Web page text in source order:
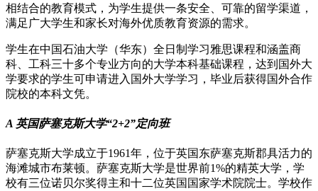
相结合的教育模式，为学生提供一条安全、可靠的留学渠道，
满足广大学生和家长对海外优质教育资源的需求。
学生在中国石油大学（华东）全日制学习雅思课程和涵盖商
科、工科三十多个专业方向的大学本科基础课程，达到国外大
学要求的学生可申请进入国外大学学习，毕业后获得国外合作
院校的本科文凭。
A 英国萨塞克斯大学“2+2”定向班
萨塞克斯大学成立于1961年，位于英国东萨塞克斯郡具活力的
海滩城市布莱顿。萨塞克斯大学是世界前1%的精英大学，学
校有三位诺贝尔奖得主和十二位英国国家学术院院士。学校作